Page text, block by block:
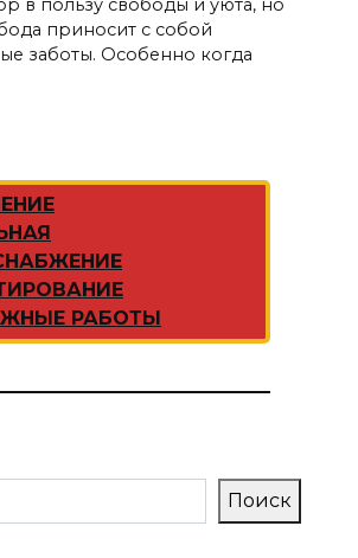
в пользу свободы и уюта, но
приносит с собой
заботы. Особенно когда
РАБОТЫ
Поиск